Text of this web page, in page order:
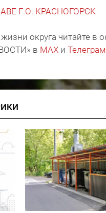
Г.О. КРАСНОГОРСК
округа читайте в
в MAX и Телеграм